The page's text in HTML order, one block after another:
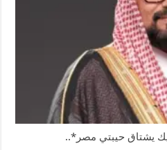
يشتاق حيبتي مصر*..